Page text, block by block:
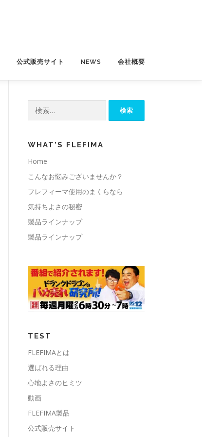
公式販売サイト NEWS 会社概要
WHAT’S FLEFIMA
Home
こんなお悩みございませんか？
フレフィーマ使用のまくらなら
気持ちよさの秘密
製品ラインナップ
製品ラインナップ
TEST
FLEFIMAとは
選ばれる理由
心地よさのヒミツ
動画
FLEFIMA製品
公式販売サイト